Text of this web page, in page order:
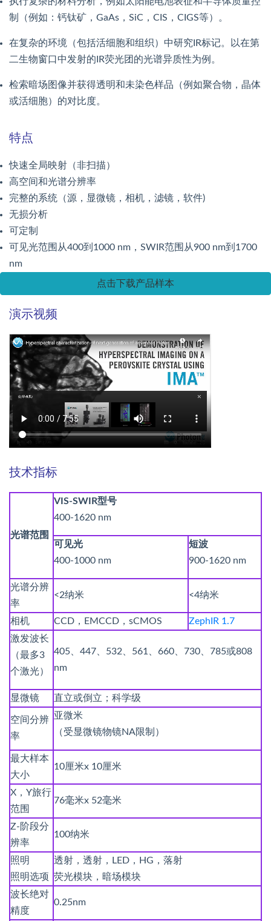
制（例如：钙钛矿，GaAs，SiC，CIS，CIGS等）。
在复杂的环境（包括活细胞和组织）中研究IR标记。以在第
二生物窗口中发射的IR荧光团的光谱异质性为例。
检索暗场图像并获得透明和未染色样品（例如聚合物，晶体
或活细胞）的对比度。
特点
快速全局映射（非扫描）
高空间和光谱分辨率
完整的系统（源，显微镜，相机，滤镜，软件)
无损分析
可定制
可见光范围从400到1000 nm，SWIR范围从900 nm到1700
nm
点击下载产品样本
演示视频
技术指标
光谱范围
VIS-SWIR型号
400-1620 nm
可见光
400-1000 nm
短波
900-1620 nm
光谱分辨
率
<2纳米 <4纳米
相机 CCD，EMCCD，sCMOS
ZephIR 1.7
激发波长
（最多3
个激光）
405、447、532、561、660、730、785或808
nm
显微镜 直立或倒立；科学级
空间分辨
率
亚微米
（受显微镜物镜NA限制）
最大样本
大小
10厘米x 10厘米
X，Y旅行
范围
76毫米x 52毫米
Z-阶段分
辨率
100纳米
照明
照明选项
透射，透射，LED，HG，落射
荧光模块，暗场模块
波长绝对
精度
0.25nm